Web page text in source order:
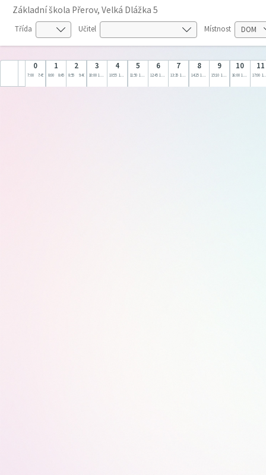
Základní škola Přerov, Velká Dlážka 5
Třída Učitel Místnost
0
7:00 7:45
1
8:00 8:45
2
8:55 9:40
3
10:00 10:45
4
10:55 11:40
5
11:50 12:35
6
12:45 13:30
7
13:35 14:20
8
14:25 15:10
9
15:10 16:00
10
16:00 17:00
11
17:00